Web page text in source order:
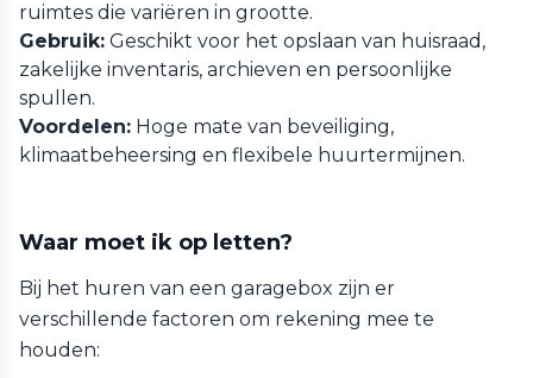
ruimtes die variëren in grootte.
Gebruik: Geschikt voor het opslaan van huisraad,
zakelijke inventaris, archieven en persoonlijke
spullen.
Voordelen: Hoge mate van beveiliging,
klimaatbeheersing en flexibele huurtermijnen.
Waar moet ik op letten?
Bij het huren van een garagebox zijn er
verschillende factoren om rekening mee te
houden: